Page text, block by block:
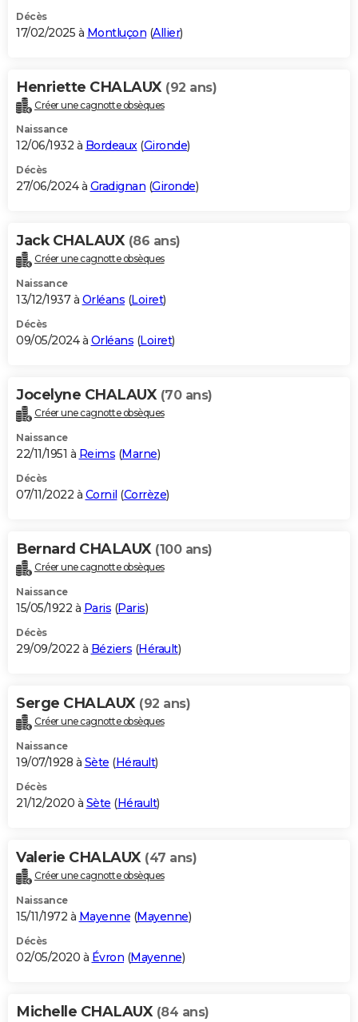
Décès
17/02/2025 à Montluçon (Allier)
Henriette CHALAUX (92 ans)
Créer une cagnotte obsèques
Naissance
12/06/1932 à Bordeaux(Gironde)
Décès
27/06/2024 à Gradignan (Gironde)
Jack CHALAUX (86 ans)
Créer une cagnotte obsèques
Naissance
13/12/1937 à Orléans (Loiret)
Décès
09/05/2024 à Orléans (Loiret)
Jocelyne CHALAUX (70 ans)
Créer une cagnotte obsèques
Naissance
22/11/1951 à Reims (Marne)
Décès
07/11/2022 à Cornil (Corrèze)
Bernard CHALAUX (100 ans)
Créer une cagnotte obsèques
Naissance
15/05/1922 à Paris (Paris)
Décès
29/09/2022 à Béziers (Hérault)
Serge CHALAUX (92 ans)
Créer une cagnotte obsèques
Naissance
19/07/1928 à Sète (Hérault)
Décès
21/12/2020 à Sète (Hérault)
Valerie CHALAUX (47 ans)
Créer une cagnotte obsèques
Naissance
15/11/1972 à Mayenne (Mayenne)
Décès
02/05/2020 à Évron (Mayenne)
Michelle CHALAUX (84 ans)